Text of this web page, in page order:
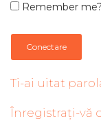
Remember me?
Conectare
Ti-ai uitat
Înregistrați-vă